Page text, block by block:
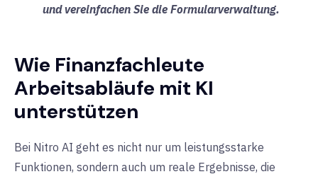
und vereinfachen Sie die Formularverwaltung.
Wie Finanzfachleute
Arbeitsabläufe mit KI
unterstützen
Bei Nitro AI geht es nicht nur um leistungsstarke
Funktionen, sondern auch um reale Ergebnisse, die